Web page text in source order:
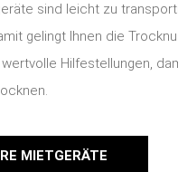
sind leicht zu
gelingt Ihnen die
Hilfestellungen,
MIETGERÄTE